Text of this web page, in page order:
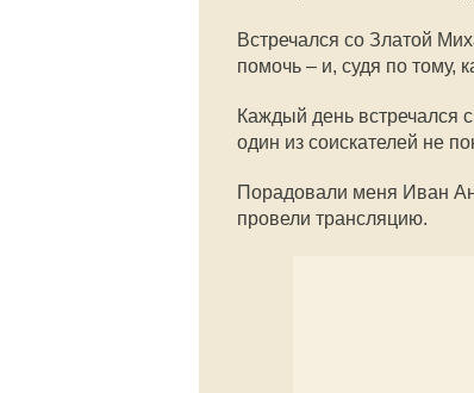
Встречался со Златой
помочь – и, судя по тому,
Каждый день встречался
один из соискателей не
Порадовали меня Иван
провели трансляцию.